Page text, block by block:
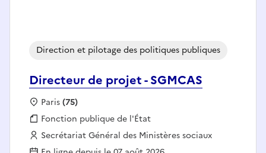
Directeur de projet - SGMCAS
Direction et pilotage des politiques publiques
Localisation :
Paris(75)
Fonction publique :
Fonction publique de l'État
Employeur :
Secrétariat Général des Ministères sociaux